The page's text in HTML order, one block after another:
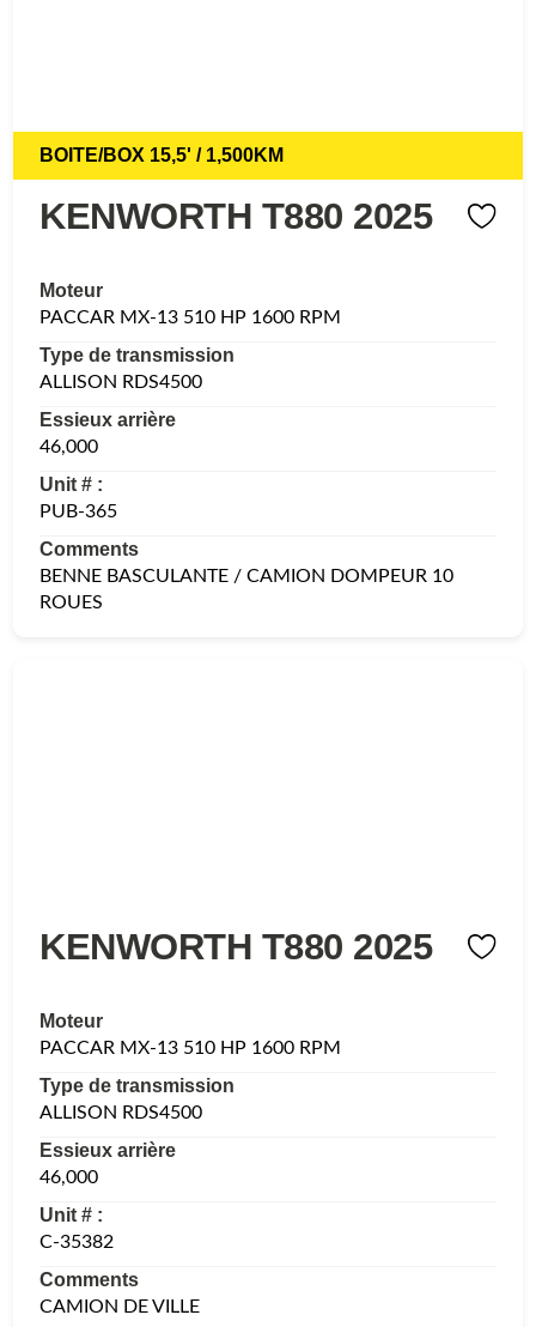
BOITE/BOX 15,5' / 1,500KM
KENWORTH T880 2025
Moteur
PACCAR MX-13 510 HP 1600 RPM
Type de transmission
ALLISON RDS4500
Essieux arrière
46,000
Unit # :
PUB-365
Comments
BENNE BASCULANTE / CAMION DOMPEUR 10
ROUES
KENWORTH T880 2025
Moteur
PACCAR MX-13 510 HP 1600 RPM
Type de transmission
ALLISON RDS4500
Essieux arrière
46,000
Unit # :
C-35382
Comments
CAMION DE VILLE